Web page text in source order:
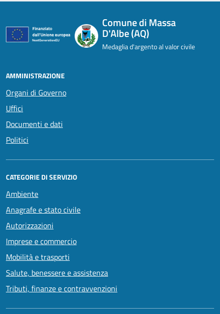
Comune di Massa
D'Albe (AQ)
Medaglia d'argento al valor civile
AMMINISTRAZIONE
Organi di Governo
Uffici
Documenti e dati
Politici
CATEGORIE DI SERVIZIO
Ambiente
Anagrafe e stato civile
Autorizzazioni
Imprese e commercio
Mobilità e trasporti
Salute, benessere e assistenza
Tributi, finanze e contravvenzioni